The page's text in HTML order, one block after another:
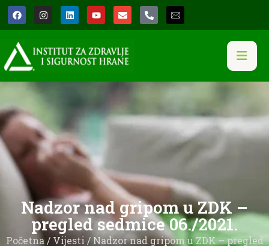
Nadzor nad gripom u ZDK –
pregled sedmice 06./2021.
Početna/ Vijesti / Nadzor nad gripom u ZDK – pregled